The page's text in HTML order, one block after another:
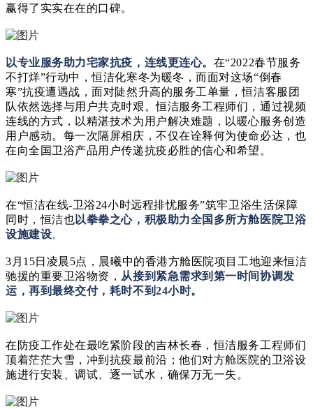
赢得了实实在在的口碑。
以专业服务助力宅家抗疫，连线更连心。 在“2022春节服务
不打烊”行动中，恒洁化寒冬为暖冬，而面对这场“倒春
寒”抗疫遭遇战，面对陡然升高的服务工单量，恒洁客服团
队依然选择与用户共克时艰。恒洁服务工程师们 ， 通过视频
连线的方式，以精湛技术为用户解决难题，以暖心服务创造
用户感动。每一次隔屏相庆，不仅在诠释何为使命必达，也
在向全国卫浴产品用户传递抗疫必胜的信心和希望。
在“恒洁在线-卫浴24小时远程排忧服务”筑牢卫浴生活保障
同时，恒洁也以拳拳之心，积极助力全国 多所方舱医院卫浴
设施建设。
3 月 15日凌晨5点，晨曦中的香港方舱医院项目工地迎来恒洁
驰援的重要卫浴物资， 从接到 紧急需求到 第一时间协调发
运，再到最终交付，耗时不到24小时。
在防疫工作处在最吃紧阶段的吉林长春，恒洁服务工程师们
顶着茫茫大雪，冲到抗疫最前沿；他们对方舱医院的卫浴设
施进行安装、调试、逐一试水，确保万无一失。